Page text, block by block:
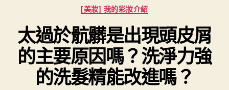
分
類
[美妝] 我的彩妝介紹
太過於骯髒是出現頭皮屑
的主要原因嗎？洗淨力強
的洗髮精能改進嗎？